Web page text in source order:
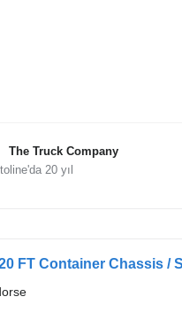
The Truck Company
20yıl
FT Container Chassis /